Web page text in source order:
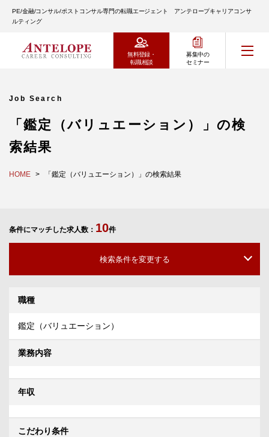
PE/金融/コンサル/ポストコンサル専門の転職エージェント アンテロープキャリアコンサ
ルティング
無料登録・
転職相談
募集中の
セミナー
Job Search
「鑑定（バリュエーション）」の検
索結果
HOME 「鑑定（バリュエーション）」の検索結果
条件にマッチした求人数： 10件
検索条件を変更する
職種
鑑定（バリュエーション）
業務内容
年収
こだわり条件